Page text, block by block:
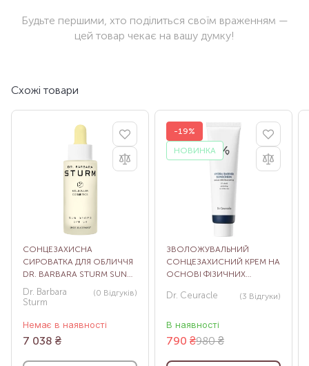
Будьте першими, хто поділиться своїм враженням —
цей товар чекає на вашу думку!
Схожі товари
СОНЦЕЗАХИСНА
СИРОВАТКА ДЛЯ ОБЛИЧЧЯ
DR. BARBARA STURM SUN
DROPS SPF50, 30 МЛ
Dr. Barbara
Sturm
(0 Відгуків)
Немає в наявності
7 038 ₴
-19%
НОВИНКА
ЗВОЛОЖУВАЛЬНИЙ
СОНЦЕЗАХИСНИЙ КРЕМ НА
ОСНОВІ ФІЗИЧНИХ
SUNSCREEN, 50 МЛ
Dr. Ceuracle (3 Відгуки)
В наявності
980 ₴
790 ₴